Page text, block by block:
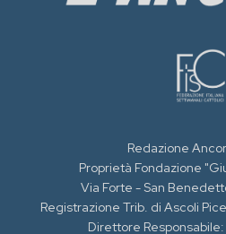
Redazione
Proprietà Fondazione
Via Forte - San
Registrazione Trib. di Ascoli
Direttore